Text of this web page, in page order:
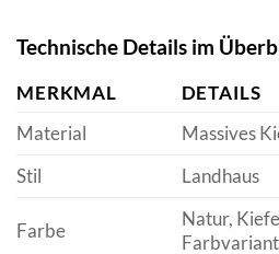
Technische Details im
MERKMAL
DETAILS
Material
Massives
Stil
Landhaus
Farbe
Natur,